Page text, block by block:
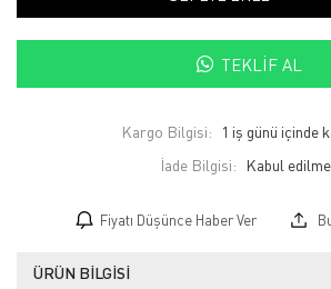
TEKLIF AL
Kargo Bilgisi:
1 iş günü içinde
İade Bilgisi:
Fiyatı Düşünce Haber Ver
ÜRÜN BILGISI